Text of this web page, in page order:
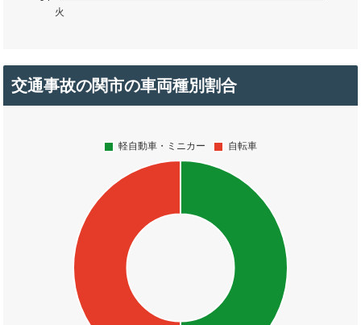
交通事故の関市の車両種別割合